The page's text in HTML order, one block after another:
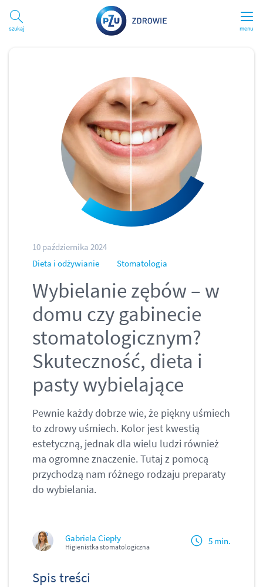
menu
Szukaj
10 października 2024
Dieta i odżywianie
Stomatologia
Wybielanie zębów – w
domu czy gabinecie
stomatologicznym?
Skuteczność, dieta i
pasty wybielające
Gabriela Ciepły
Higienistka stomatologiczna
5 min.
Pewnie każdy dobrze wie, że piękny uśmiech
to zdrowy uśmiech. Kolor jest kwestią
estetyczną, jednak dla wielu ludzi również
ma ogromne znaczenie. Tutaj z pomocą
przychodzą nam różnego rodzaju preparaty
do wybielania.
Spis treści